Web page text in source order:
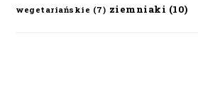
wegetariańskie (7) ziemniaki (10)